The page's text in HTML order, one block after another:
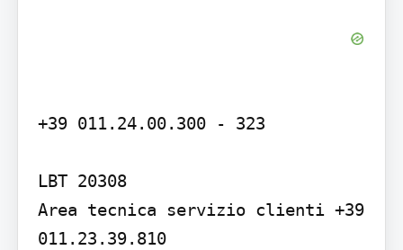
+39 011.24.00.300 - 323
LBT 20308
Area tecnica servizio clienti +39
011.23.39.810